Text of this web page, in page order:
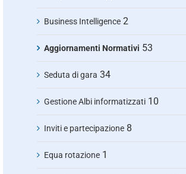
Business Intelligence 2
Aggiornamenti Normativi 53
Seduta di gara 34
Gestione Albi informatizzati 10
Inviti e partecipazione 8
Equa rotazione 1